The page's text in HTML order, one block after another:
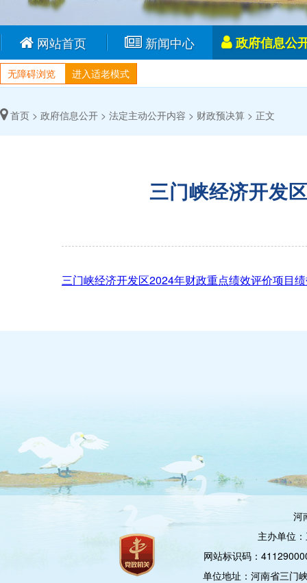
网站首页 新闻中心 政府信息公
无障碍浏览 进入适老模式
首页 > 政府信息公开 > 法定主动公开内容 > 财政预决算 > 正文
三门峡经济开发
三门峡经济开发区2024年财政重点绩效评价项目
河
主办单位
网站标识码：
单位地址：河南省三